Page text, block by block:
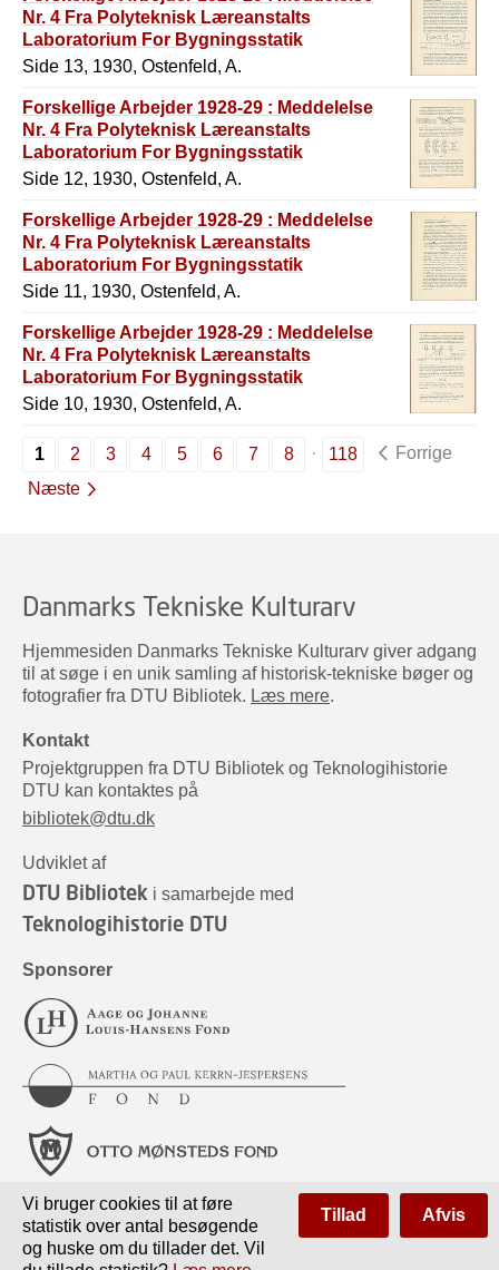
Nr. 4 Fra Polyteknisk Læreanstalts
Laboratorium For Bygningsstatik
Side 13, 1930, Ostenfeld, A.
Forskellige Arbejder 1928-29 : Meddelelse
Nr. 4 Fra Polyteknisk Læreanstalts
Laboratorium For Bygningsstatik
Side 12, 1930, Ostenfeld, A.
Forskellige Arbejder 1928-29 : Meddelelse
Nr. 4 Fra Polyteknisk Læreanstalts
Laboratorium For Bygningsstatik
Side 11, 1930, Ostenfeld, A.
Forskellige Arbejder 1928-29 : Meddelelse
Nr. 4 Fra Polyteknisk Læreanstalts
Laboratorium For Bygningsstatik
Side 10, 1930, Ostenfeld, A.
1 2 3 4 5 6 7 8 118
Forrige
Næste
Danmarks Tekniske Kulturarv
Hjemmesiden Danmarks Tekniske Kulturarv giver adgang
til at søge i en unik samling af historisk-tekniske bøger og
fotografier fra DTU Bibliotek. Læs mere.
Kontakt
Projektgruppen fra DTU Bibliotek og Teknologihistorie
DTU kan kontaktes på
bibliotek@dtu.dk
Udviklet af
DTU Bibliotek i samarbejde med
Teknologihistorie DTU
Sponsorer
Vi bruger cookies til at føre
statistik over antal besøgende
og huske om du tillader det. Vil
Tillad Afvis